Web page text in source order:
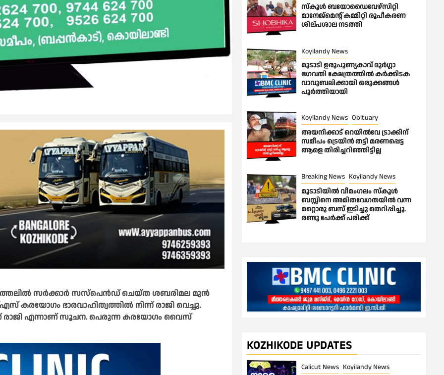
സർക്കാർ സസ്പെൻഡ് ചെയ്ത ശബരിമല മുൻ
ഭാരവാഹിത്വത്തിൽ നിന്ന് രാജി വെച്ചു.
എന്നാണ് സൂചന. പെരുന്ന കരയോഗം വൈസ്
സ്കൂൾ ബയോഡൈവേഴ്സിറ്റി
മാനേജ്മെന്റ് കമ്മിറ്റി രൂപീകരണ
ശില്പശാല നടത്തി
Koyilandy News
മൂടാടി ഉരുപുണ്യകാവ് ദുർഗ്ഗാ
ഭഗവതി ക്ഷേത്രത്തിൽ കർക്കിടക
വാവുബലിക്കായി ഒരുക്കങ്ങൾ
പൂർത്തിയായി
Koyilandy News Obituary
അയനിക്കാട് റെയിൽവേ ട്രാക്കിന്
സമീപം ട്രെയിൻ തട്ടി മരണപ്പെട്ട
ആളെ തിരിച്ചറിഞ്ഞിട്ടില്ല
Breaking News Koyilandy News
മൂടാടിയിൽ വീമംഗലം സ്കൂൾ
ബസ്സിനെ അമിതവേഗതയിൽ വന്ന
മറ്റൊരു ബസ് ഇടിച്ചു തെറിപ്പിച്ചു.
രണ്ടു പേർക്ക് പരിക്ക്
KOZHIKODE UPDATES
Calicut News Koyilandy News